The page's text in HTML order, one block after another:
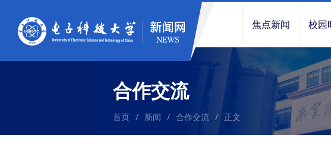
焦点新闻 校园
合作交流
首页 / 新闻 / 合作交流 / 正文